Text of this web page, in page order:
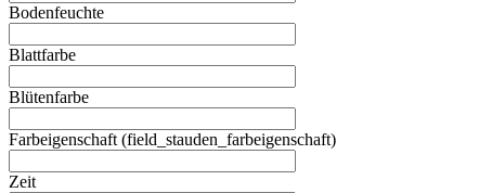
Bodenfeuchte
Blattfarbe
Blütenfarbe
Farbeigenschaft (field_stauden_farbeigenschaft)
Zeit